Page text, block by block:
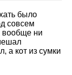
было
совсем
вообще ни
а кот из сумки